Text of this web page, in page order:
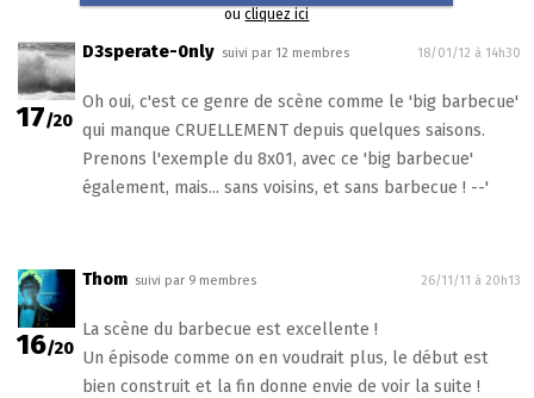
oucliquez ici
17/20
D3sperate-0nly suivi par 12 membres 18/01/12 à 14h30
Oh oui, c'est ce genre de scène comme le 'big barbecue'
qui manque CRUELLEMENT depuis quelques saisons.
Prenons l'exemple du 8x01, avec ce 'big barbecue'
également, mais... sans voisins, et sans barbecue ! --'
16/20
Thom suivi par 9 membres 26/11/11 à 20h13
La scène du barbecue est excellente !
Un épisode comme on en voudrait plus, le début est
bien construit et la fin donne envie de voir la suite !